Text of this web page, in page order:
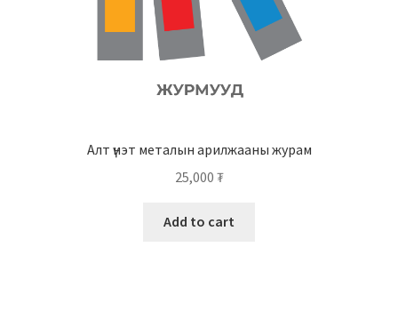
Алт үнэт металын арилжааны журам
25,000 ₮
Add to cart